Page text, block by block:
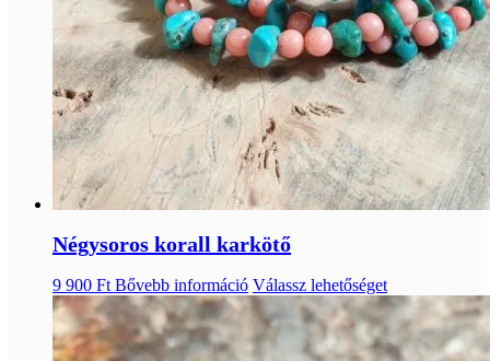
Négysoros korall karkötő
9 900 Ft Bővebb információ Válassz lehetőséget